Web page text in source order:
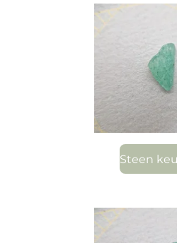
Steen